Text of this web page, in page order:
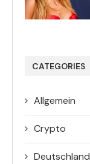
CATEGORIES
Allgemein
Crypto
Deutschland